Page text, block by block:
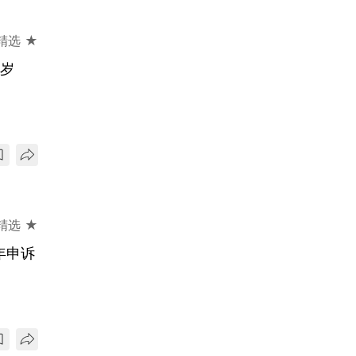
选 ★
选 ★
申诉